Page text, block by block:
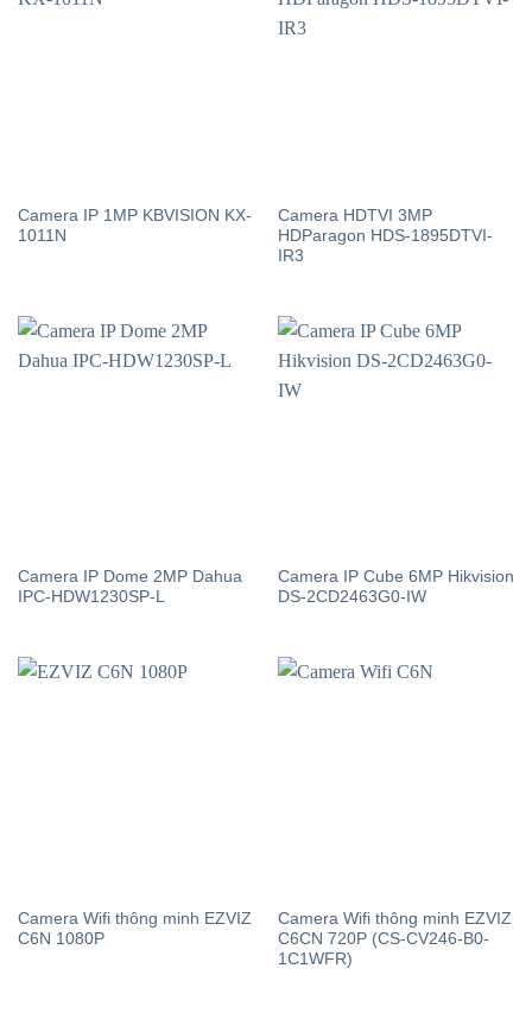
Camera IP 1MP KBVISION KX-
1011N
Camera HDTVI 3MP
HDParagon HDS-1895DTVI-
IR3
Camera IP Dome 2MP Dahua
IPC-HDW1230SP-L
Camera IP Cube 6MP Hikvision
DS-2CD2463G0-IW
Camera Wifi thông minh EZVIZ
C6N 1080P
Camera Wifi thông minh EZVIZ
C6CN 720P (CS-CV246-B0-
1C1WFR)